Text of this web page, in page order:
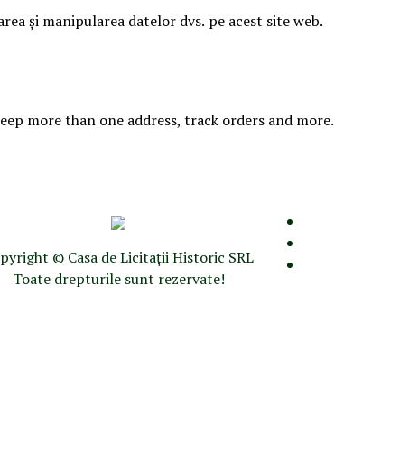
și manipularea datelor dvs. pe acest site web.
more than one address, track orders and more.
© Casa de Licitaţii Historic SRL
Toate drepturile sunt rezervate!